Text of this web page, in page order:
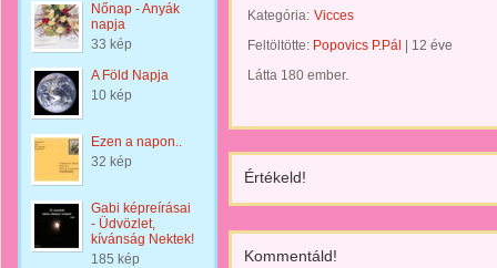
Nőnap - Anyák
napja
33 kép
A Föld Napja
10 kép
Ezen a napon..
32 kép
Gabi képreírásai
- Üdvözlet,
kívánság Nektek!
185 kép
Kategória: Vicces
Feltöltötte: Popovics P.Pál
12 éve
Látta 180 ember.
Értékeld!
Kommentáld!